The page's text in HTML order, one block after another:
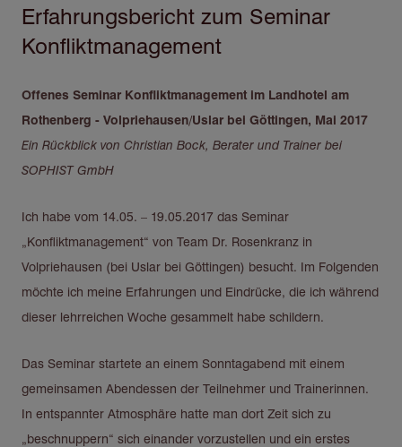
Erfahrungsbericht zum Seminar
Konfliktmanagement
Offenes Seminar Konfliktmanagement im Landhotel am
Rothenberg - Volpriehausen/Uslar bei Göttingen, Mai 2017
Ein Rückblick von Christian Bock, Berater und Trainer bei
SOPHIST GmbH
Ich habe vom 14.05. – 19.05.2017 das Seminar
„Konfliktmanagement“ von Team Dr. Rosenkranz in
Volpriehausen (bei Uslar bei Göttingen) besucht. Im Folgenden
möchte ich meine Erfahrungen und Eindrücke, die ich während
dieser lehrreichen Woche gesammelt habe schildern.
Das Seminar startete an einem Sonntagabend mit einem
gemeinsamen Abendessen der Teilnehmer und Trainerinnen.
In entspannter Atmosphäre hatte man dort Zeit sich zu
„beschnuppern“ sich einander vorzustellen und ein erstes